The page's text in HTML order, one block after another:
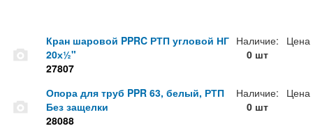
Кран шаровой PPRC РТП угловой НГ
20х½"
27807
Наличие:
0 шт
Цена
Опора для труб PPR 63, белый, РТП
Без защелки
28088
Наличие:
0 шт
Цена